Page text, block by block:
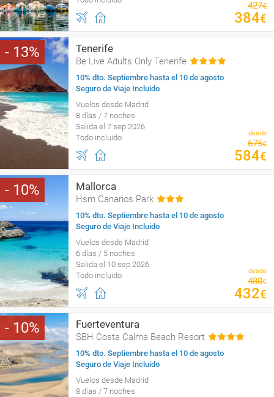
427€
384€
13 Tenerife
Be Live Adults Only Tenerife
10% dto. Septiembre hasta el 10 de agosto
Seguro de Viaje Incluido
Vuelos desde Madrid
8 días / 7 noches
Salida el 7 sep 2026
Todo incluido
desde
675€
584€
10 Mallorca
Hsm Canarios Park
10% dto. Septiembre hasta el 10 de agosto
Seguro de Viaje Incluido
Vuelos desde Madrid
6 días / 5 noches
Salida el 10 sep 2026
Todo incluido
desde
480€
432€
10 Fuerteventura
SBH Costa Calma Beach Resort
10% dto. Septiembre hasta el 10 de agosto
Seguro de Viaje Incluido
Vuelos desde Madrid
8 días / 7 noches